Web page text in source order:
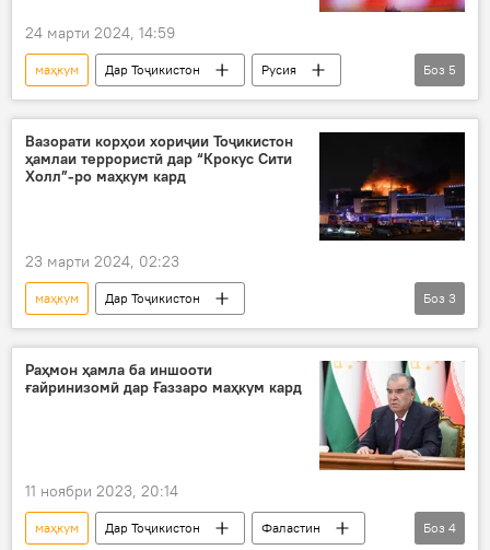
24 марти 2024, 14:59
маҳкум Дар Тоҷикистон
Русия
Маскав
амали террористӣ
консули генералӣ
Санкт-Петербург
терроризм
Боз 5
Вазорати корҳои хориҷии Тоҷикистон
ҳамлаи террористӣ дар “Крокус Сити
Холл”-ро маҳкум кард
23 марти 2024, 02:23
маҳкум
Дар Тоҷикистон
ВУХ-и Тоҷикистон
ҳамлаи террористӣ
Маскав
Вазорати корҳои хориҷии Тоҷикистон
Боз 3
Раҳмон ҳамла ба иншооти
ғайринизомӣ дар Ғаззаро маҳкум кард
11 ноябри 2023, 20:14
маҳкум Дар Тоҷикистон
Фаластин
Боз 4